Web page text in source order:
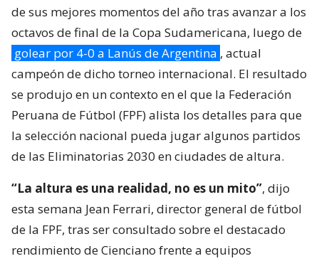
de sus mejores momentos del año tras avanzar a los
octavos de final de la Copa Sudamericana, luego de
golear por 4-0 a Lanús de Argentina , actual
campeón de dicho torneo internacional. El resultado
se produjo en un contexto en el que la Federación
Peruana de Fútbol (FPF) alista los detalles para que
la selección nacional pueda jugar algunos partidos
de las Eliminatorias 2030 en ciudades de altura.
“La altura es una realidad, no es un mito”, dijo
esta semana Jean Ferrari, director general de fútbol
de la FPF, tras ser consultado sobre el destacado
rendimiento de Cienciano frente a equipos